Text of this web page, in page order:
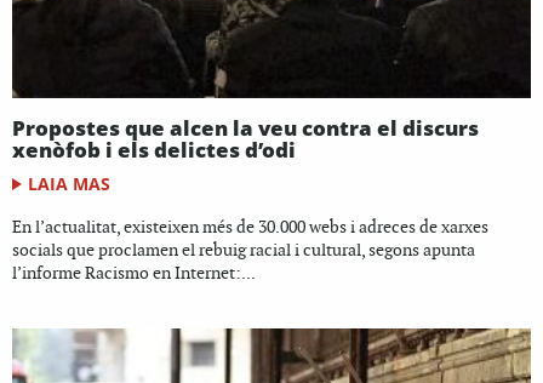
Propostes que alcen la veu contra el discurs
xenòfob i els delictes d’odi
LAIA MAS
En l’actualitat, existeixen més de 30.000 webs i adreces de xarxes
socials que proclamen el rebuig racial i cultural, segons apunta
l’informe Racismo en Internet:...